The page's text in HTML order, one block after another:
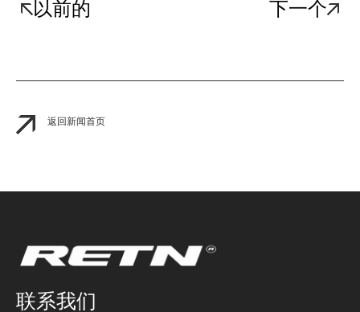
以前的 下一个
返回新闻首页
联系我们